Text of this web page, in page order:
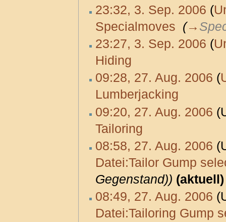
23:32, 3. Sep. 2006 (
Specialmoves (→
23:27, 3. Sep. 2006 (
Hiding
09:28, 27. Aug. 2006 (
Lumberjacking
09:20, 27. Aug. 2006
Tailoring
08:58, 27. Aug. 2006
Datei:Tailor Gump
Gegenstand)) (aktuell)
08:49, 27. Aug. 2006
Datei:Tailoring Gump